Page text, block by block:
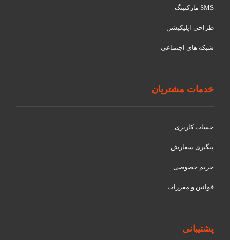
SMS مارکتینگ
طراحی اپلیکیشن
شبکه های اجتماعی
خدمات مشتریان
حساب کاربری
پیگیری سفارش
حریم خصوصی
قوانین و مقررات
پشتیبانی